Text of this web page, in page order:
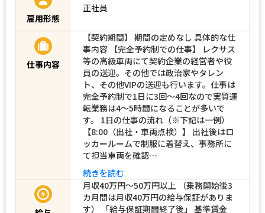
雇用形態
正社員
仕事内容
【契約期間】 期間の定めなし 具体的な仕
事内容 【完全予約制での仕事】 レクサス
等の高級車両にて契約企業の経営者や役
員の送迎。その他では政治家やタレン
ト、その他VIPの送迎も行います。仕事は
完全予約制で1日に3回～4回なので実質運
転業務は4～5時間になることが多いで
す。 1日の仕事の流れ（※下記は一例）
【8:00（出社・車両点検）】 出社後はロ
ッカールームで制服に着替え、事務所に
て担当車両を確認…
続きを読む
月収40万円～50万円以上 （乗務開始後3
カ月間は月収40万円の給与保証がありま
す） 「給与保証期間終了後」 基準賃金